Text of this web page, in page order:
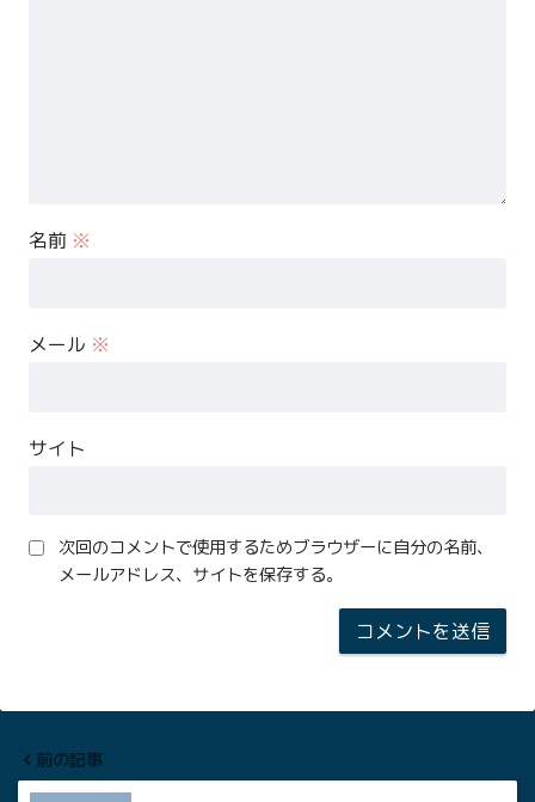
名前 ※
メール ※
サイト
次回のコメントで使用するためブラウザーに自分の名前、
メールアドレス、サイトを保存する。
前の記事